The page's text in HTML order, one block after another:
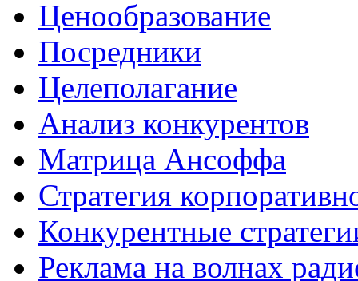
Ценообразование
Посредники
Целеполагание
Анализ конкурентов
Матрица Ансоффа
Стратегия
Конкурентные
Реклама на волнах